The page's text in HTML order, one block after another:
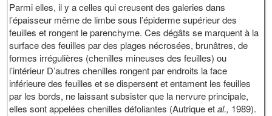
Parmi elles, il y a celles qui creusent des galeries dans
l’épaisseur même de limbe sous l’épiderme supérieur des
feuilles et rongent le parenchyme. Ces dégâts se marquent à la
surface des feuilles par des plages nécrosées, brunâtres, de
formes irrégulières (chenilles mineuses des feuilles) ou
l’intérieur D’autres chenilles rongent par endroits la face
inférieure des feuilles et se dispersent et entament les feuilles
par les bords, ne laissant subsister que la nervure principale,
elles sont appelées chenilles défoliantes (Autrique etal., 1989).